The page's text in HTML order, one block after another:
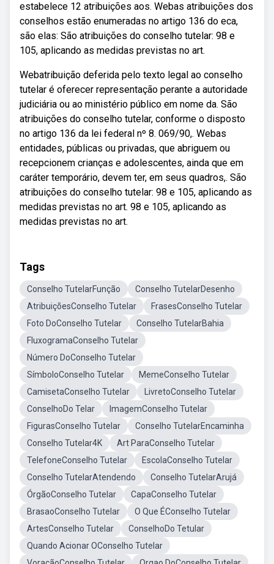
estabelece 12 atribuições aos. Webas atribuições dos
conselhos estão enumeradas no artigo 136 do eca,
são elas: São atribuições do conselho tutelar: 98 e
105, aplicando as medidas previstas no art.
Webatribuição deferida pelo texto legal ao conselho
tutelar é oferecer representação perante a autoridade
judiciária ou ao ministério público em nome da. São
atribuições do conselho tutelar, conforme o disposto
no artigo 136 da lei federal nº 8. 069/90,. Webas
entidades, públicas ou privadas, que abriguem ou
recepcionem crianças e adolescentes, ainda que em
caráter temporário, devem ter, em seus quadros,. São
atribuições do conselho tutelar: 98 e 105, aplicando as
medidas previstas no art. 98 e 105, aplicando as
medidas previstas no art.
Tags
Conselho TutelarFunção
Conselho TutelarDesenho
AtribuiçõesConselho Tutelar
FrasesConselho Tutelar
Foto DoConselho Tutelar
Conselho TutelarBahia
FluxogramaConselho Tutelar
Número DoConselho Tutelar
SímboloConselho Tutelar
MemeConselho Tutelar
CamisetaConselho Tutelar
LivretoConselho Tutelar
ConselhoDo Telar
ImagemConselho Tutelar
FigurasConselho Tutelar
Conselho TutelarEncaminha
Conselho Tutelar4K
Art ParaConselho Tutelar
TelefoneConselho Tutelar
EscolaConselho Tutelar
Conselho TutelarAtendendo
Conselho TutelarArujá
ÓrgãoConselho Tutelar
CapaConselho Tutelar
BrasaoConselho Tutelar
O Que ÉConselho Tutelar
ArtesConselho Tutelar
ConselhoDo Tetular
Quando Acionar OConselho Tutelar